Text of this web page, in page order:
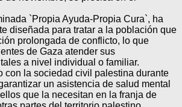
`Propia Ayuda-Propia Cura`, ha
diseñada para tratar a la población que
prolongada de conflicto, lo que
de Gaza atender sus
a nivel individual o familiar.
con la sociedad civil palestina durante
un asistencia de salud mental
que la necesitan en la franja de